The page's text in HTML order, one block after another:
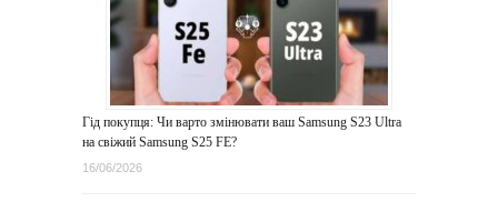
Гід покупця: Чи варто змінювати ваш Samsung S23 Ultra
на свіжий Samsung S25 FE?
16/06/2026